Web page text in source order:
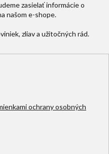
zasielať informácie o
našom e-shope.
ochrany osobných